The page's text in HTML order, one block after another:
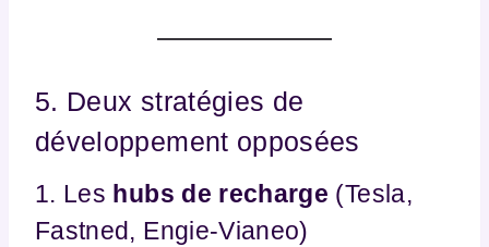
5. Deux stratégies de
développement opposées
1. Les hubs de recharge (Tesla,
Fastned, Engie-Vianeo)